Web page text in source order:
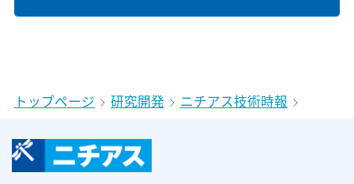
トップページ 研究開発 ニチアス技術時報